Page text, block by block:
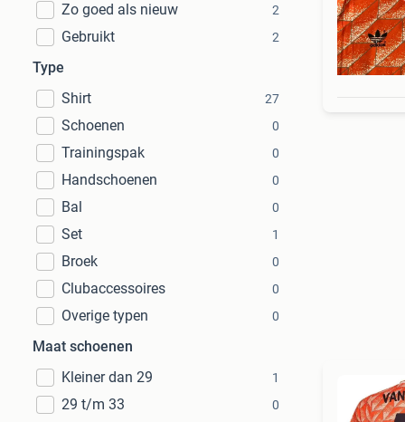
Zo goed als nieuw 2
Gebruikt 2
Type
Shirt
27
Schoenen 0
Trainingspak 0
Handschoenen 0
Bal 0
Set 1
Broek 0
Clubaccessoires 0
Overige typen 0
Maat schoenen
Kleiner dan 29
1
29 t/m 33 0